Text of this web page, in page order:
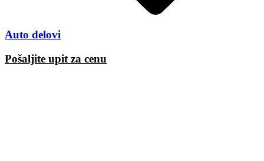
Auto delovi
Pošaljite upit za cenu